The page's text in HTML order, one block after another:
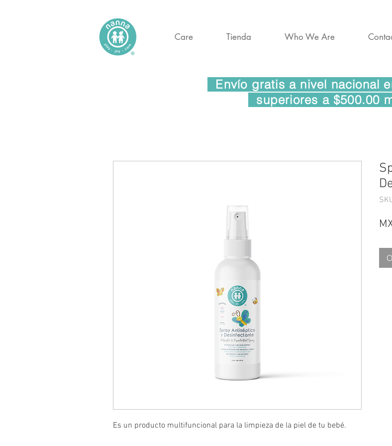
Care Tienda Who We Are
Es un producto multifuncional para la limpieza de la piel de tu bebé.
Envío gratis a nivel nacional
superiores a $500.00